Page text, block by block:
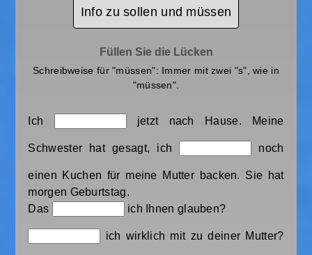
Info zu sollen und müssen
Füllen Sie die Lücken
Schreibweise für "müssen": Immer mit zwei "s", wie in
"müssen".
Ich jetzt nach Hause. Meine
Schwester hat gesagt, ich noch
einen Kuchen für meine Mutter backen. Sie hat
morgen Geburtstag.
Das
ich Ihnen glauben?
ich wirklich mit zu deiner Mutter?